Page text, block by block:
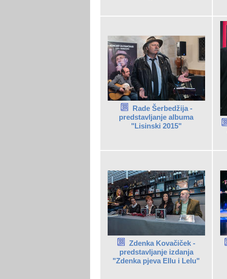
Rade Šerbedžija -
predstavljanje albuma
"Lisinski 2015"
Zdenka Kovačiček -
predstavljanje izdanja
"Zdenka pjeva Ellu i Lelu"